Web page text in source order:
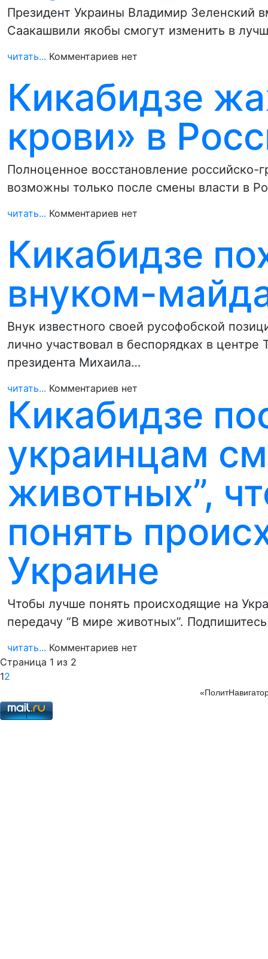
Президент Украины Владимир Зеленский
Саакашвили якобы смогут изменить в
читать... Комментариев нет
Кикабидзе
крови» в
Полноценное восстановление российско-
возможны только после смены власти в
читать... Комментариев нет
Кикабидзе
внуком-
Внук известного своей русофобской
лично участвовал в беспорядках в
президента Михаила…
читать... Комментариев нет
Кикабидзе
украинцам
животных”,
понять
Украине
Чтобы лучше понять происходящие на
передачу “В мире животных”.
читать... Комментариев нет
Страница 1 из 2
12